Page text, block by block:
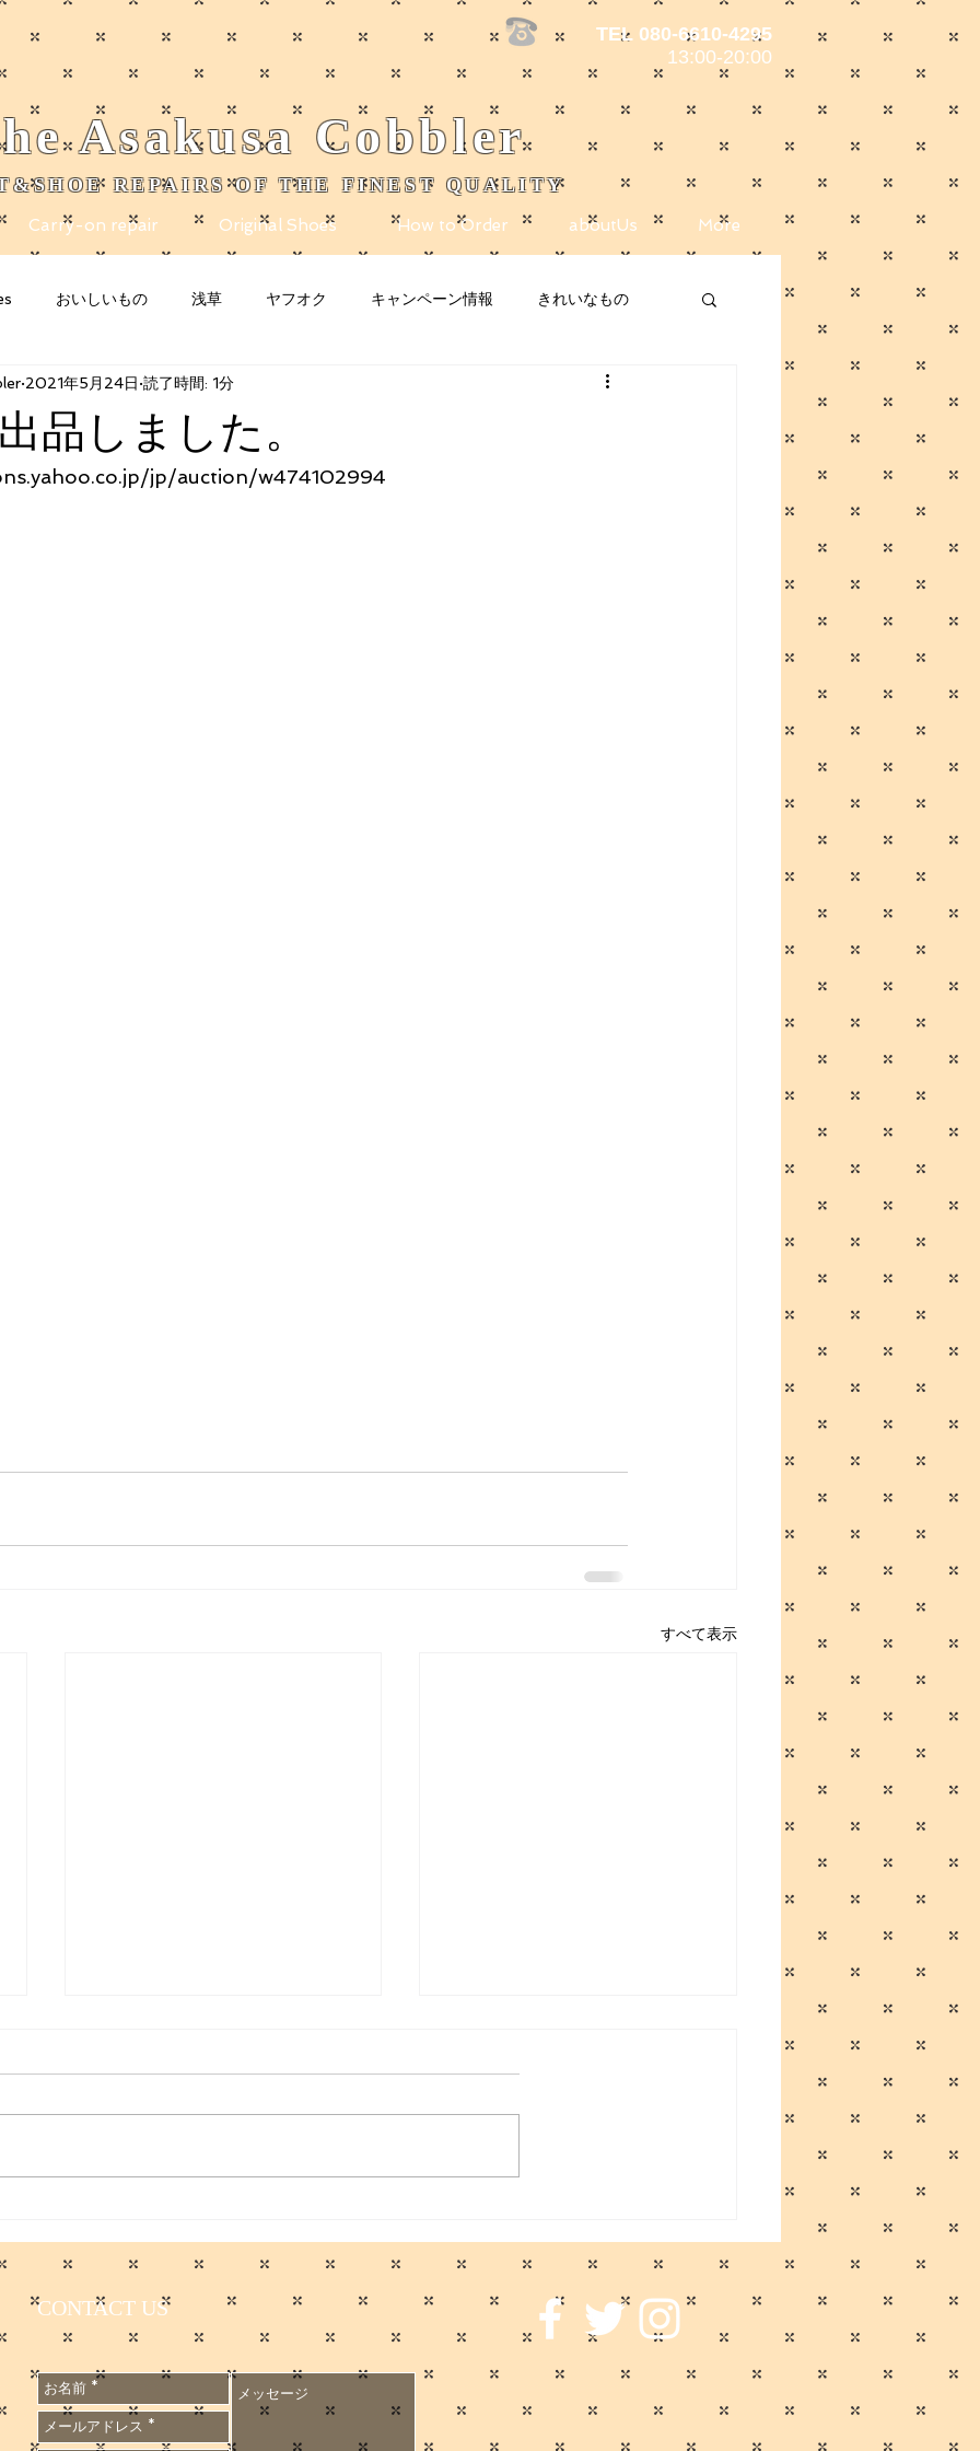
TEL 080-6610-4295
13:00-20:00
Asakusa Cobbler
REPAIRS OF THE FINEST QUALITY
Carry-on repair Original Shoes How to Order aboutUs More
おいしいもの 浅草 ヤフオク キャンペーン情報 きれいなもの
Blogging Tips グッズ メディア掲載
品しました。
2021年5月24日 読了時間: 1分
jp/auction/w474102994
すべて表示
無料会員に登録すれば読めるそう
e/DGXZQOUB256X20V20C2
n_cid=SNSTW001&n_tw=178
1667502
せ
CONTACT US